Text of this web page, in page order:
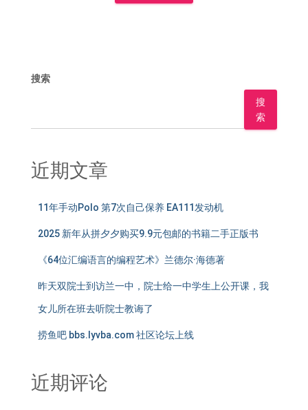
搜索
搜
索
近期文章
11年手动Polo 第7次自己保养 EA111发动机
2025 新年从拼夕夕购买9.9元包邮的书籍二手正版书
《64位汇编语言的编程艺术》兰德尔·海德著
昨天双院士到访兰一中，院士给一中学生上公开课，我
女儿所在班去听院士教诲了
捞鱼吧 bbs.lyvba.com 社区论坛上线
近期评论